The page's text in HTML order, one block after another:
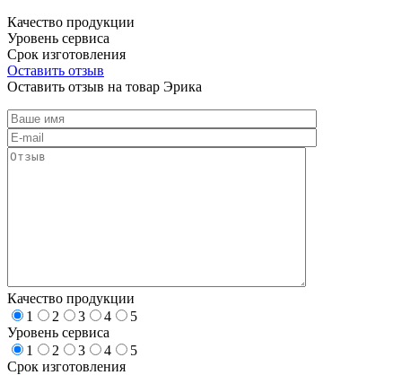
Качество продукции
Уровень сервиса
Срок изготовления
Оставить отзыв
Оставить отзыв на товар Эрика
Качество продукции
1
2 3 4
5
Уровень сервиса
1
2 3 4
5
Срок изготовления